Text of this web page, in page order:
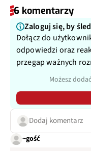
6 komentarzy
Zaloguj się, by
Dołącz do
odpowiedzi oraz
przegap ważnych
Możesz
Dodaj komentarz
~gość